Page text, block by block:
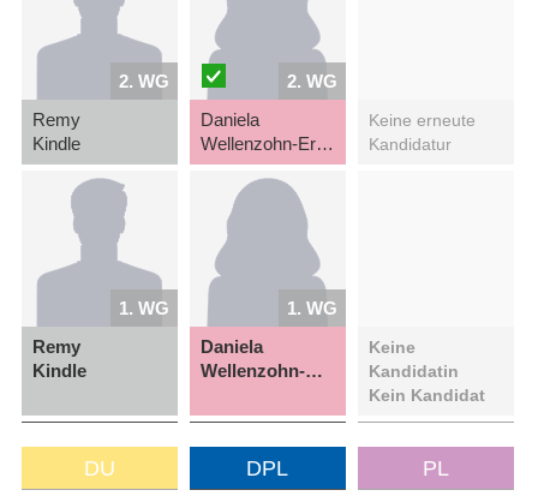
2. WG
Remy
Kindle
1. WG
Remy
Kindle
2. WG
Daniela
Wellenzohn-Erne
1. WG
Daniela
Wellenzohn-Erne
Keine erneute
Kandidatur
Keine
Kandidatin
Kein Kandidat
DU DPL PL